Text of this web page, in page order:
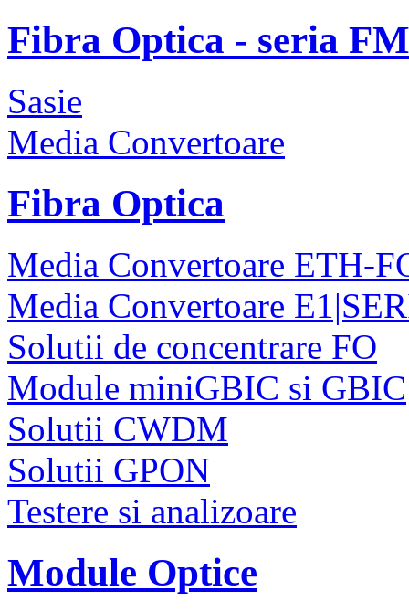
Fibra Optica - seria
Sasie
Media Convertoare
Fibra Optica
Media Convertoare ETH-
Media Convertoare
Solutii de concentrare FO
Module miniGBIC si GBIC
Solutii CWDM
Solutii GPON
Testere si analizoare
Module Optice